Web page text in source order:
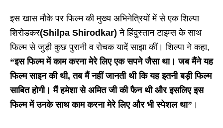
इस खास मौके पर फिल्म की मुख्य अभिनेत्रियों में से एक शिल्पा
शिरोडकर(Shilpa Shirodkar) ने हिंदुस्तान टाइम्स के साथ
फिल्म से जुड़ी कुछ पुरानी व रोचक यादें साझा कीं। शिल्पा ने कहा,
“इस फिल्म में काम करना मेरे लिए एक सपने जैसा था। जब मैंने यह
फिल्म साइन की थी, तब मैं नहीं जानती थी कि यह इतनी बड़ी फिल्म
साबित होगी। मैं हमेशा से अमित जी की फैन थी और इसलिए इस
फिल्म में उनके साथ काम करना मेरे लिए और भी स्पेशल था” ।